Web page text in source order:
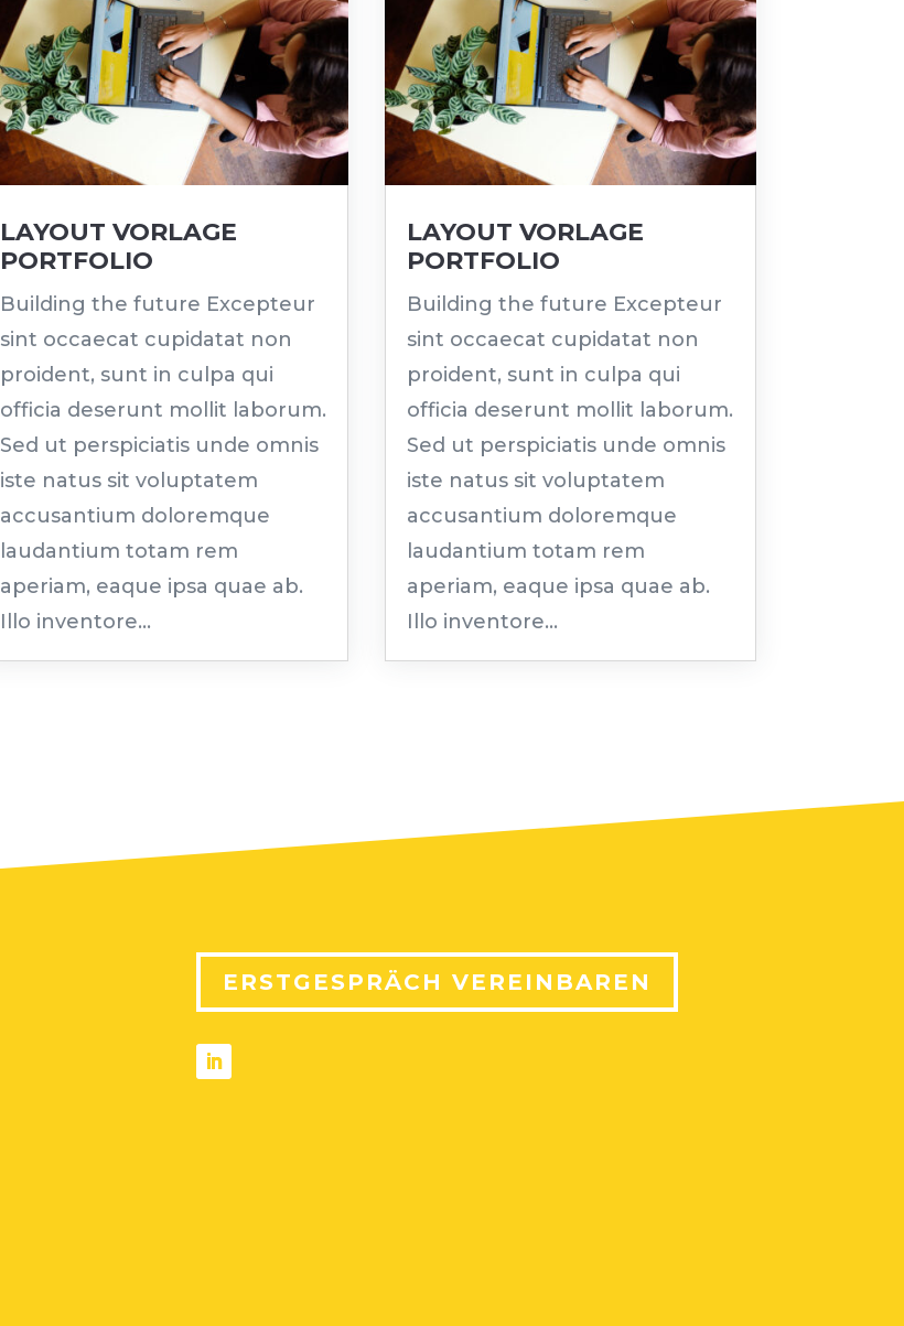
LAYOUT VORLAGE
PORTFOLIO
Building the future Excepteur
sint occaecat cupidatat non
proident, sunt in culpa qui
officia deserunt mollit laborum.
Sed ut perspiciatis unde omnis
iste natus sit voluptatem
accusantium doloremque
laudantium totam rem
aperiam, eaque ipsa quae ab.
Illo inventore...
LAYOUT VORLAGE
PORTFOLIO
Building the future Excepteur
sint occaecat cupidatat non
proident, sunt in culpa qui
officia deserunt mollit laborum.
Sed ut perspiciatis unde omnis
iste natus sit voluptatem
accusantium doloremque
laudantium totam rem
aperiam, eaque ipsa quae ab.
Illo inventore...
ERSTGESPRÄCH VEREINBAREN